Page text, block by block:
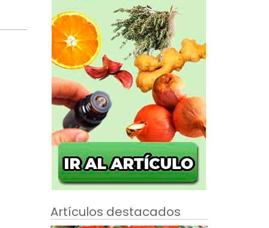
Artículos destacados